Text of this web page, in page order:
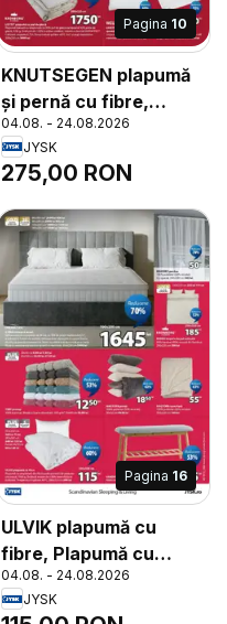
Pagina 10
KNUTSEGEN plapumă
și pernă cu fibre,
Plapumă și pernă cu
umplutură din puf de
fibră de poliester
siliconizat. Țesătură
moale din 100%
bumbac cambric.
Temperatură spălare:
60°C. Inclusiv pungă
depozitare. 200x220
cm 699 lei
04.08. - 24.08.2026
JYSK
275,00 RON
Pagina 16
ULVIK plapumă cu
fibre, Plapumă cu
umplutură din fibră
goală spiralată de
04.08. - 24.08.2026
JYSK